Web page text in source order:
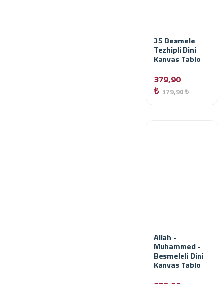
35 Besmele
Tezhipli Dini
Kanvas Tablo
379,90
₺ 379,90 ₺
Allah -
Muhammed -
Besmeleli Dini
Kanvas Tablo